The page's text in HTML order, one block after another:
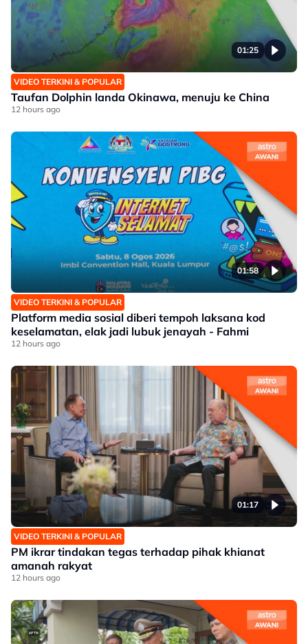
01:25
VIDEO TERKINI & POPULAR
Taufan Dolphin landa Okinawa, menuju ke China
12 hours ago
01:58
VIDEO TERKINI & POPULAR
Platform media sosial diberi tempoh laksana kod
keselamatan, elak jadi lubuk jenayah - Fahmi
12 hours ago
01:17
VIDEO TERKINI & POPULAR
PM ikrar tindakan tegas terhadap pihak khianat
amanah rakyat
12 hours ago